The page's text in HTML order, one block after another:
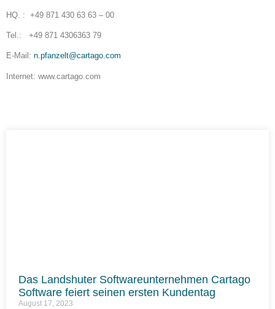
HQ. : +49 871 430 63 63 – 00
Tel.: +49 871 4306363 79
E-Mail: n.pfanzelt@cartago.com
Internet: www.cartago.com
Das Landshuter Softwareunternehmen Cartago
Software feiert seinen ersten Kundentag
August 17, 2023